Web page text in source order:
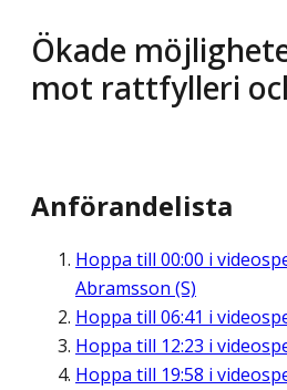
Ökade
mot rattfylleri
Anförandelista
Hoppa till 00:00 i
Abramsson (S)
Hoppa till 06:41 i
Hoppa till 12:23 i
Hoppa till 19:58 i